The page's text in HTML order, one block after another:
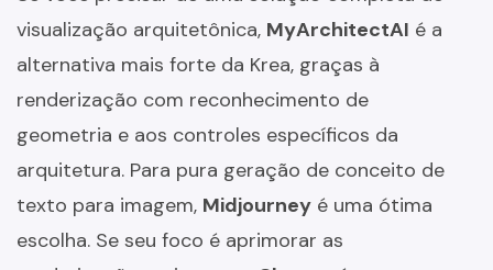
visualização arquitetônica, MyArchitectAI é a
alternativa mais forte da Krea, graças à
renderização com reconhecimento de
geometria e aos controles específicos da
arquitetura. Para pura geração de conceito de
texto para imagem, Midjourney é uma ótima
escolha. Se seu foco é aprimorar as